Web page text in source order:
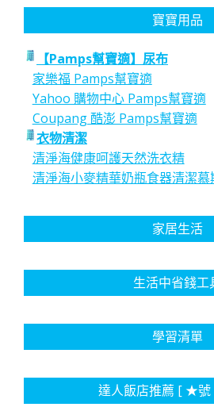
寶寶用品
【Pamps幫寶適】尿布
家樂福 Pamps幫寶適
Yahoo 購物中心 Pamps幫寶適
Coupang 酷澎 Pamps幫寶適
衣物清潔
清淨海健康呵護天然洗衣精
清淨海小麥精華奶瓶食器清潔慕
家居生活
生活中省錢工
學習清單
達人飯店推薦 [ ★號